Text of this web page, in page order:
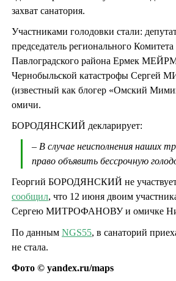
захват санатория.
Участниками голодовки стали:
председатель регионального
Павлоградского района Ермек
Чернобыльской катастрофы
(известный как блогер «Омский
омичи.
БОРОДЯНСКИЙ декларирует:
– В случае неисполнения наших
право объявить бессрочную
Георгий БОРОДЯНСКИЙ не участвует
сообщил, что 12 июня двоим
Сергею МИТРОФАНОВУ и омичке
По данным NGS55, в санаторий
не стала.
Фото © yandex.ru/maps